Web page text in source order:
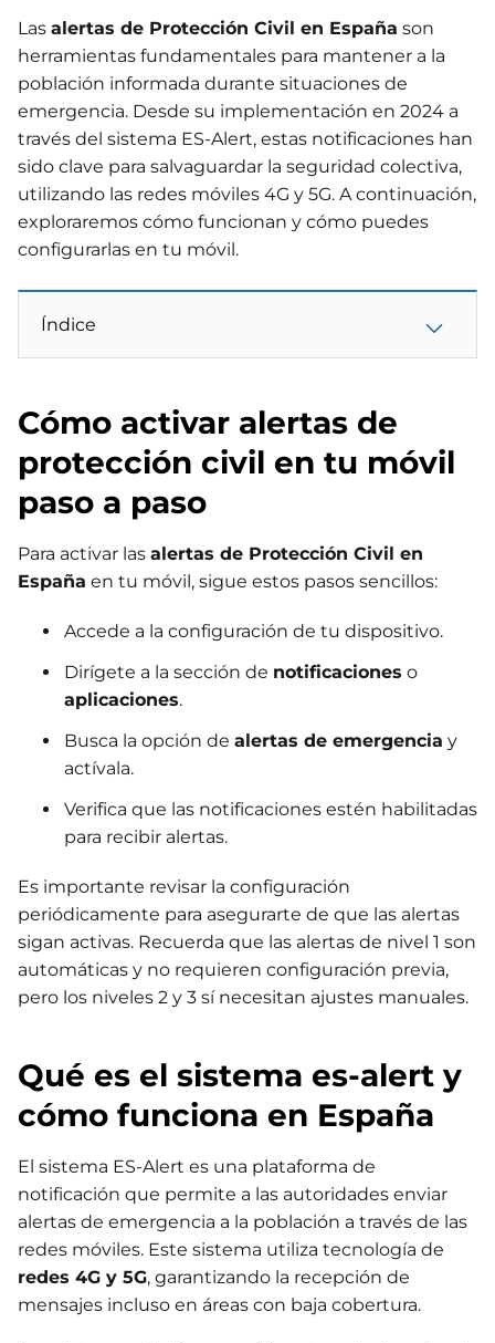
Las alertas de Protección Civil en España son
herramientas fundamentales para mantener a la
población informada durante situaciones de
emergencia. Desde su implementación en 2024 a
través del sistema ES-Alert, estas notificaciones han
sido clave para salvaguardar la seguridad colectiva,
utilizando las redes móviles 4G y 5G. A continuación,
exploraremos cómo funcionan y cómo puedes
configurarlas en tu móvil.
Índice
Cómo activar alertas de
protección civil en tu móvil
paso a paso
Para activar las alertas de Protección Civil en
España en tu móvil, sigue estos pasos sencillos:
Accede a la configuración de tu dispositivo.
Dirígete a la sección de notificaciones o
aplicaciones.
Busca la opción de alertas de emergencia y
actívala.
Verifica que las notificaciones estén habilitadas
para recibir alertas.
Es importante revisar la configuración
periódicamente para asegurarte de que las alertas
sigan activas. Recuerda que las alertas de nivel 1 son
automáticas y no requieren configuración previa,
pero los niveles 2 y 3 sí necesitan ajustes manuales.
Qué es el sistema es-alert y
cómo funciona en España
El sistema ES-Alert es una plataforma de
notificación que permite a las autoridades enviar
alertas de emergencia a la población a través de las
redes móviles. Este sistema utiliza tecnología de
redes 4G y 5G, garantizando la recepción de
mensajes incluso en áreas con baja cobertura.